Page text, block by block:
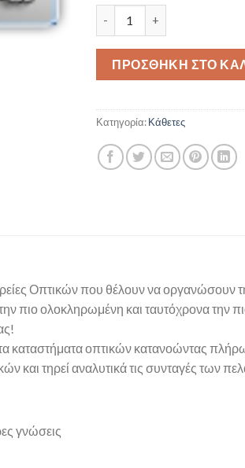
ΠΡΟΣΘΉΚΗ ΣΤΟ
Κατηγορία:Κάθετες
Οπτικών που θέλουν να οργανώσουν
πιο ολοκληρωμένη και ταυτόχρονα την
καταστήματα οπτικών κατανοώντας
και τηρεί αναλυτικά τις συνταγές των
γνώσεις